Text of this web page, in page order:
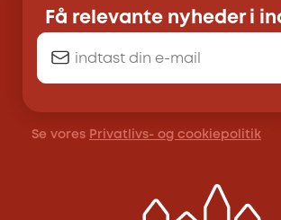
Få relevante nyheder i
Se vores Privatlivs- og cookiepolitik